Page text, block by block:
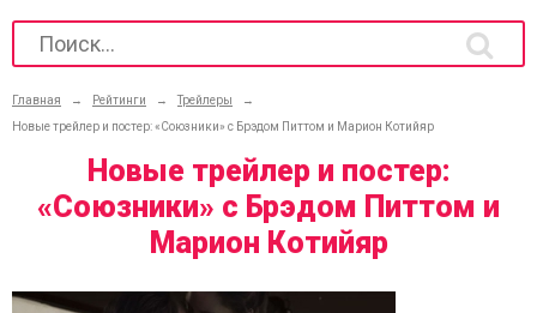
Главная → Рейтинги → Трейлеры
→
Новые трейлер и постер: «Союзники» с Брэдом Питтом и Марион Котийяр
Новые трейлер и постер:
«Союзники» с Брэдом Питтом и
Марион Котийяр